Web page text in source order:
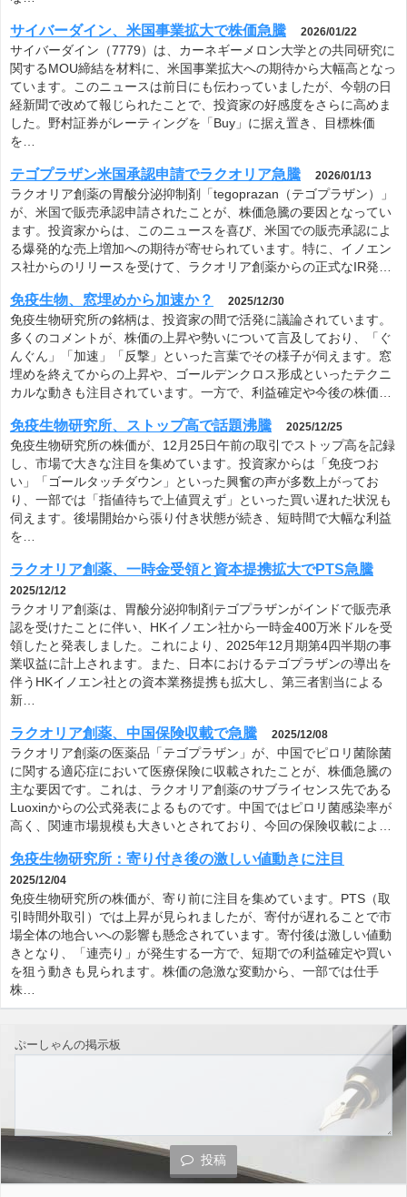
サイバーダイン、米国事業拡大で株価急騰 2026/01/22
サイバーダイン（7779）は、カーネギーメロン大学との共同研究に
関するMOU締結を材料に、米国事業拡大への期待から大幅高となっ
ています。このニュースは前日にも伝わっていましたが、今朝の日
経新聞で改めて報じられたことで、投資家の好感度をさらに高めま
した。野村証券がレーティングを「Buy」に据え置き、目標株価
を…
テゴプラザン米国承認申請でラクオリア急騰 2026/01/13
ラクオリア創薬の胃酸分泌抑制剤「tegoprazan（テゴプラザン）」
が、米国で販売承認申請されたことが、株価急騰の要因となってい
ます。投資家からは、このニュースを喜び、米国での販売承認によ
る爆発的な売上増加への期待が寄せられています。特に、イノエン
ス社からのリリースを受けて、ラクオリア創薬からの正式なIR発…
免疫生物、窓埋めから加速か？ 2025/12/30
免疫生物研究所の銘柄は、投資家の間で活発に議論されています。
多くのコメントが、株価の上昇や勢いについて言及しており、「ぐ
んぐん」「加速」「反撃」といった言葉でその様子が伺えます。窓
埋めを終えてからの上昇や、ゴールデンクロス形成といったテクニ
カルな動きも注目されています。一方で、利益確定や今後の株価…
免疫生物研究所、ストップ高で話題沸騰 2025/12/25
免疫生物研究所の株価が、12月25日午前の取引でストップ高を記録
し、市場で大きな注目を集めています。投資家からは「免疫つお
い」「ゴールタッチダウン」といった興奮の声が多数上がってお
り、一部では「指値待ちで上値買えず」といった買い遅れた状況も
伺えます。後場開始から張り付き状態が続き、短時間で大幅な利益
を…
ラクオリア創薬、一時金受領と資本提携拡大でPTS急騰
2025/12/12
ラクオリア創薬は、胃酸分泌抑制剤テゴプラザンがインドで販売承
認を受けたことに伴い、HKイノエン社から一時金400万米ドルを受
領したと発表しました。これにより、2025年12月期第4四半期の事
業収益に計上されます。また、日本におけるテゴプラザンの導出を
伴うHKイノエン社との資本業務提携も拡大し、第三者割当による
新…
ラクオリア創薬、中国保険収載で急騰 2025/12/08
ラクオリア創薬の医薬品「テゴプラザン」が、中国でピロリ菌除菌
に関する適応症において医療保険に収載されたことが、株価急騰の
主な要因です。これは、ラクオリア創薬のサブライセンス先である
Luoxinからの公式発表によるものです。中国ではピロリ菌感染率が
高く、関連市場規模も大きいとされており、今回の保険収載によ…
免疫生物研究所：寄り付き後の激しい値動きに注目
2025/12/04
免疫生物研究所の株価が、寄り前に注目を集めています。PTS（取
引時間外取引）では上昇が見られましたが、寄付が遅れることで市
場全体の地合いへの影響も懸念されています。寄付後は激しい値動
きとなり、「連売り」が発生する一方で、短期での利益確定や買い
を狙う動きも見られます。株価の急激な変動から、一部では仕手
株…
ぷーしゃんの掲示板
投稿